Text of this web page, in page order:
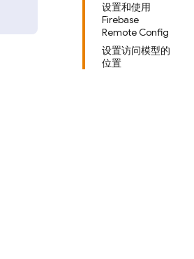
设置和使用
Firebase
Remote Config
设置访问模型的
位置